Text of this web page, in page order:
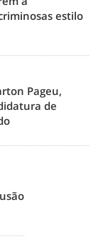
estilo
Pageu,
de